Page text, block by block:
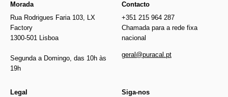
Morada
Rua Rodrigues Faria 103, LX
Factory
1300-501 Lisboa
Segunda a Domingo, das 10h às
19h
Contacto
+351 215 964 287
Chamada para a rede fixa
nacional
geral@puracal.pt
Legal
Siga-nos